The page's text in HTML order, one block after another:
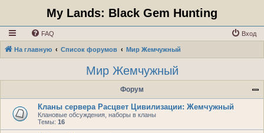
My Lands: Black Gem Hunting
FAQ Вход
На главную Список форумов Мир Жемчужный
Мир Жемчужный
Форум
Кланы сервера Расцвет Цивилизации: Жемчужный
Клановые обсуждения, наборы в кланы
Темы: 16